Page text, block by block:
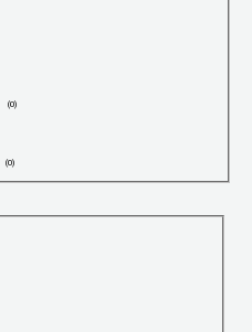
(0)
(0)